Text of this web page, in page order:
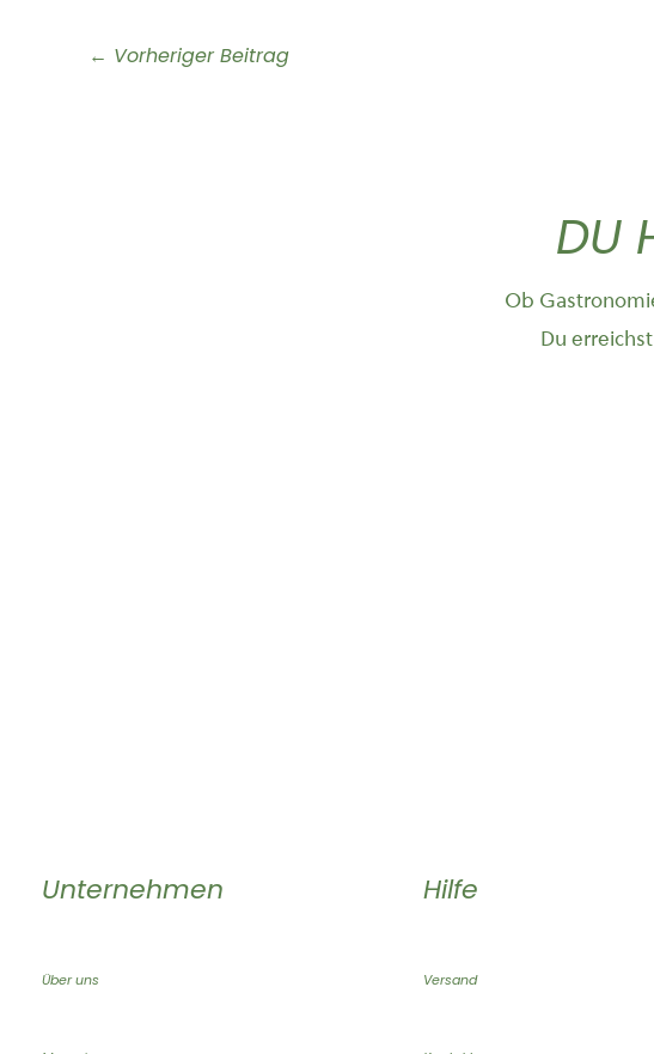
← Vorheriger Beitrag
DU
Ob
Du
Unternehmen
Über uns
Hilfe
Versand